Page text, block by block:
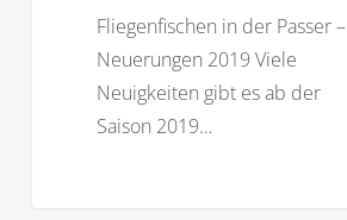
Fliegenfischen in der Passer –
Neuerungen 2019 Viele
Neuigkeiten gibt es ab der
Saison 2019…